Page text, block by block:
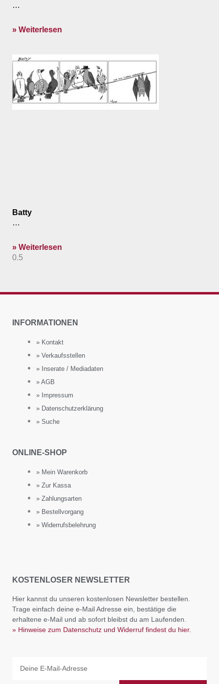
…
» Weiterlesen
Batty
…
» Weiterlesen
INFORMATIONEN
» Kontakt
» Verkaufsstellen
» Inserate / Mediadaten
» AGB
» Impressum
» Datenschutzerklärung
» Suche
ONLINE-SHOP
» Mein Warenkorb
» Zur Kassa
» Zahlungsarten
» Bestellvorgang
» Widerrufsbelehrung
KOSTENLOSER NEWSLETTER
Hier kannst du unseren kostenlosen Newsletter bestellen.
Trage einfach deine e-Mail Adresse ein, bestätige die
erhaltene e-Mail und ab sofort bleibst du am Laufenden.
» Hinweise zum Datenschutz und Widerruf findest du hier.